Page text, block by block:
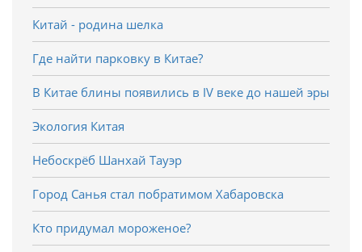
Китай - родина шелка
Где найти парковку в Китае?
В Китае блины появились в IV веке до нашей эры
Экология Китая
Небоскрёб Шанхай Тауэр
Город Санья стал побратимом Хабаровска
Кто придумал мороженое?